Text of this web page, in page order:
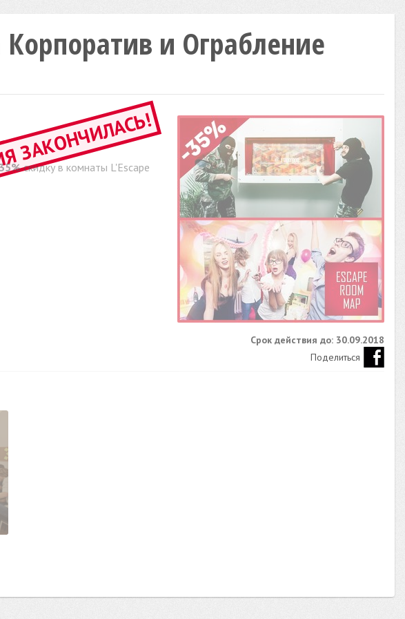
Корпоратив и Ограбление
ЗАКОНЧИЛАСЬ!
скидку в комнаты L'Escape
Срок действия до: 30.09.2018
Поделиться